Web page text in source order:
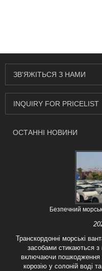
ЗВ'ЯЖІТЬСЯ З НАМИ
INQUIRY FOR PRICELIST
ОСТАННІ НОВИНИ
Безпечний
Транскордонні морські
засобами стикаються з
включаючи пошкодження
корозію у солоній воді